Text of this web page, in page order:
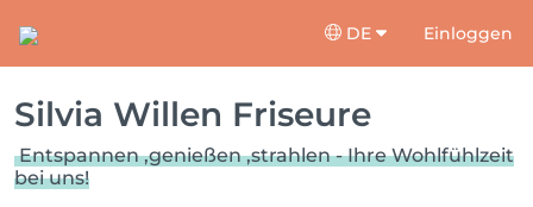
DE Einloggen
Silvia Willen Friseure
Entspannen ,genießen ,strahlen - Ihre Wohlfühlzeit
bei uns!